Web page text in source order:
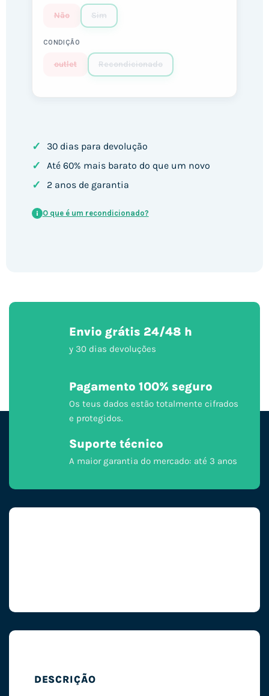
Não Sim
CONDIÇÃO
outlet Recondicionado
✓ 30 dias para devolução
✓ Até 60% mais barato do que um novo
✓ 2 anos de garantia
i O que é um recondicionado?
Envio grátis 24/48 h
y 30 dias devoluções
Pagamento 100% seguro
Os teus dados estão totalmente cifrados
e protegidos.
Suporte técnico
A maior garantia do mercado: até 3 anos
DESCRIÇÃO